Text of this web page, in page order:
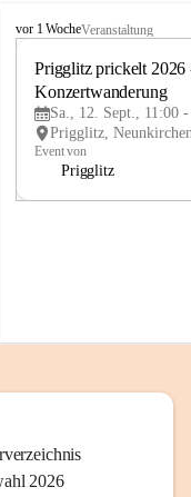
P
vor 1 WocheVeranstaltung
Prigglitz prickelt 2026
Konzertwanderung
Sa., 12. Sept., 11:00
Event von
Prigglitz
2026